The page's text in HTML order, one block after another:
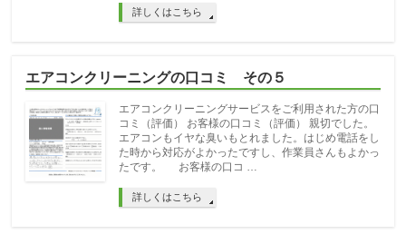
詳しくはこちら
エアコンクリーニングの口コミ その５
エアコンクリーニングサービスをご利用された方の口
コミ（評価） お客様の口コミ（評価） 親切でした。
エアコンもイヤな臭いもとれました。はじめ電話をし
た時から対応がよかったですし、作業員さんもよかっ
たです。 お客様の口コ …
詳しくはこちら